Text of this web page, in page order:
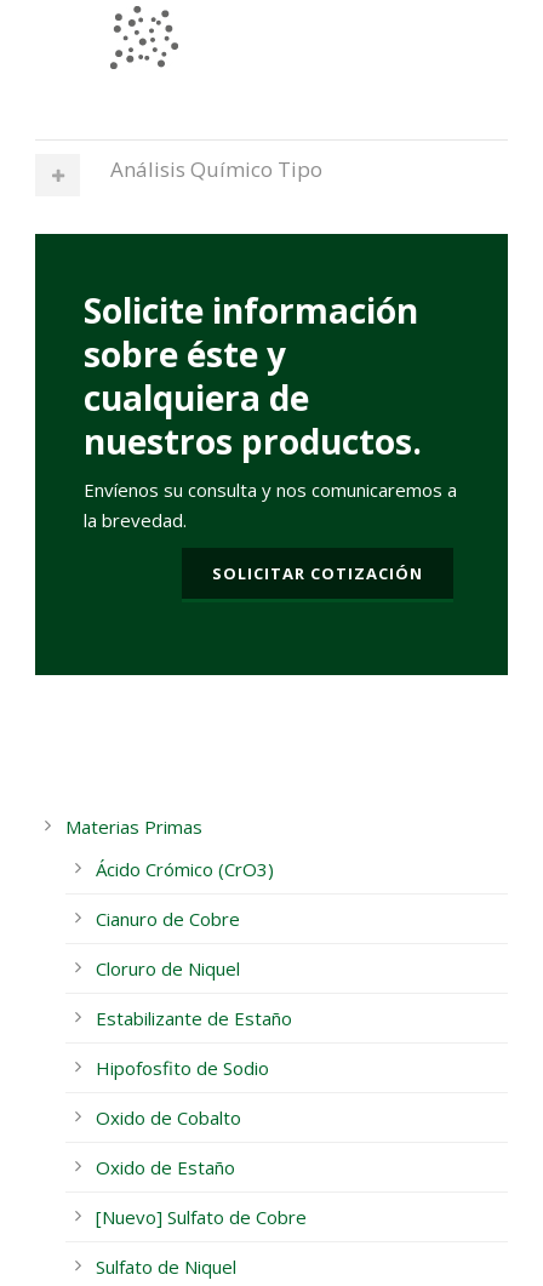
Análisis Químico Tipo
Solicite información
sobre éste y
cualquiera de
nuestros productos.
Envíenos su consulta y nos comunicaremos a
la brevedad.
SOLICITAR COTIZACIÓN
Materias Primas
Ácido Crómico (CrO3)
Cianuro de Cobre
Cloruro de Niquel
Estabilizante de Estaño
Hipofosfito de Sodio
Oxido de Cobalto
Oxido de Estaño
[Nuevo] Sulfato de Cobre
Sulfato de Niquel